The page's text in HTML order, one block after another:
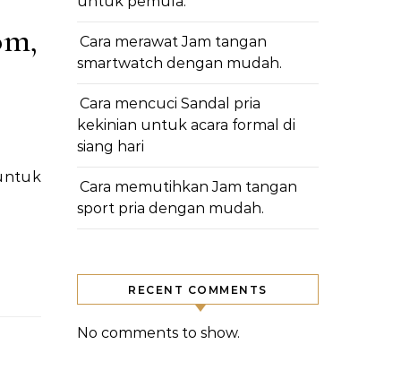
Cara merawat Jam tangan
smartwatch dengan mudah.
Cara mencuci Sandal pria
kekinian untuk acara formal di
siang hari
Cara memutihkan Jam tangan
sport pria dengan mudah.
RECENT COMMENTS
No comments to show.